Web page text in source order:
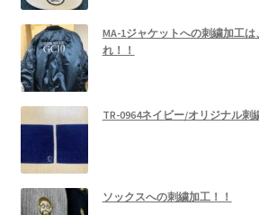
MA-1ジャケットへの刺繍加工
れ！！
TR-0964ネイビー/オリジナル刺
ソックスへの刺繍加工！！